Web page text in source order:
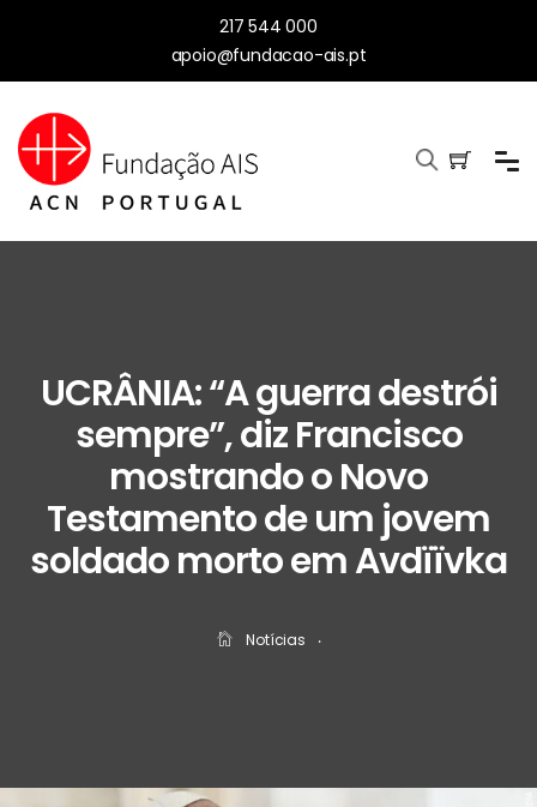
217 544 000
apoio@fundacao-ais.pt
UCRÂNIA: “A guerra destrói
sempre”, diz Francisco
mostrando o Novo
Testamento de um jovem
soldado morto em Avdïïvka
Notícias ‧